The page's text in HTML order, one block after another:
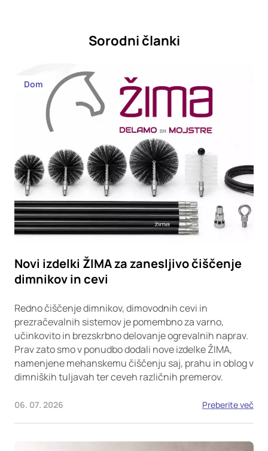
Sorodni članki
Dom
Novi izdelki ŽIMA za zanesljivo čiščenje
dimnikov in cevi
Redno čiščenje dimnikov, dimovodnih cevi in
prezračevalnih sistemov je pomembno za varno,
učinkovito in brezskrbno delovanje ogrevalnih naprav.
Prav zato smo v ponudbo dodali nove izdelke ŽIMA,
namenjene mehanskemu čiščenju saj, prahu in oblog v
dimniških tuljavah ter ceveh različnih premerov.
06. 07. 2026 Preberite več